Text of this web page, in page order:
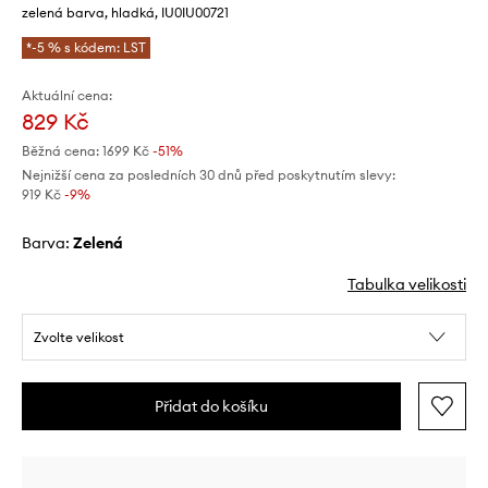
zelená barva, hladká, IU0IU00721
*-5 % s kódem: LST
Aktuální cena:
829 Kč
Běžná cena: 1699 Kč -51%
Nejnižší cena za posledních 30 dnů před poskytnutím slevy:
919 Kč -9%
Barva: zelená
Tabulka velikosti
Zvolte velikost
Přidat do košíku